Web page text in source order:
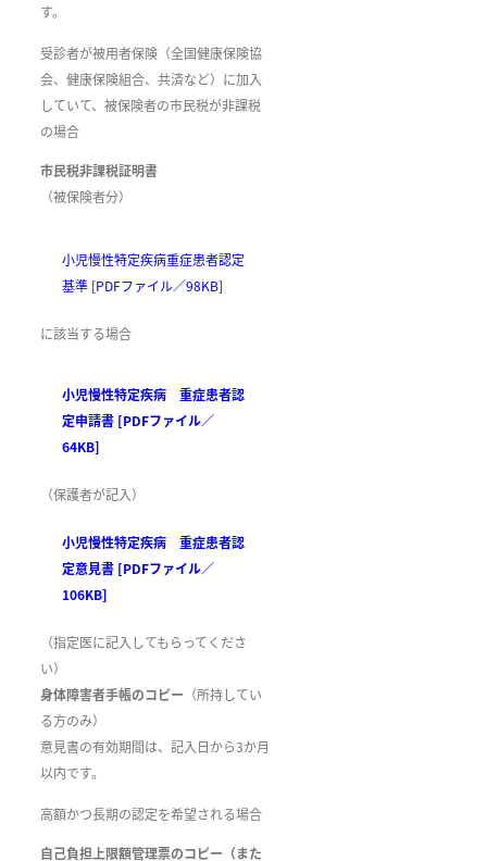
す。
受診者が被用者保険（全国健康保険協
会、健康保険組合、共済など）に加入
していて、被保険者の市民税が非課税
の場合
市民税非課税証明書
（被保険者分）
小児慢性特定疾病重症患者認定
基準 [PDFファイル／98KB]
に該当する場合
小児慢性特定疾病 重症患者認
定申請書 [PDFファイル／
64KB]
（保護者が記入）
小児慢性特定疾病 重症患者認
定意見書 [PDFファイル／
106KB]
（指定医に記入してもらってくださ
い）
身体障害者手帳のコピー （所持してい
る方のみ）
意見書の有効期間は、記入日から3か月
以内です。
高額かつ長期の認定を希望される場合
自己負担上限額管理票のコピー（また